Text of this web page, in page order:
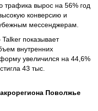
трафика вырос на 56% год
конверсию и
мессенджерам.
показывает
внутренних
увеличился на 44,6%
43 тыс.
Поволжье